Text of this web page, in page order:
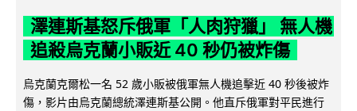
澤連斯基怒斥俄軍「人肉狩獵」 無人機
追殺烏克蘭小販近 40 秒仍被炸傷
烏克蘭克爾松一名 52 歲小販被俄軍無人機追擊近 40 秒後被炸
傷，影片由烏克蘭總統澤連斯基公開。他直斥俄軍對平民進行